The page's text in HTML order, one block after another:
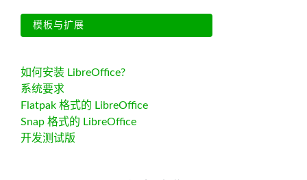
模板与扩展
如何安装 LibreOffice?
系统要求
Flatpak 格式的 LibreOffice
Snap 格式的 LibreOffice
开发测试版